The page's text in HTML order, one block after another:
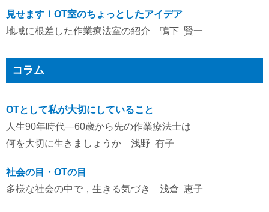
見せます！OT室のちょっとしたアイデア
地域に根差した作業療法室の紹介 鴨下 賢一
コラム
OTとして私が大切にしていること
人生90年時代―60歳から先の作業療法士は
何を大切に生きましょうか 浅野 有子
社会の目・OTの目
多様な社会の中で，生きる気づき 浅倉 恵子